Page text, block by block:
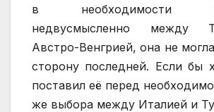
в необходимости
недвусмысленно между
Австро-Венгрией, она не
сторону последней. Если бы
поставил её перед
же выбора между Италией и